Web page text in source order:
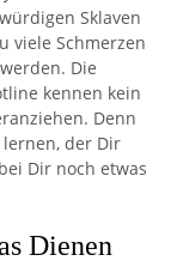
Sklaven
viele Schmerzen
Die
kennen kein
Denn
der Dir
Dir noch etwas
Dienen